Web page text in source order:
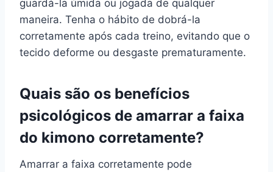
guardá-la úmida ou jogada de qualquer
maneira. Tenha o hábito de dobrá-la
corretamente após cada treino, evitando que o
tecido deforme ou desgaste prematuramente.
Quais são os benefícios
psicológicos de amarrar a faixa
do kimono corretamente?
Amarrar a faixa corretamente pode